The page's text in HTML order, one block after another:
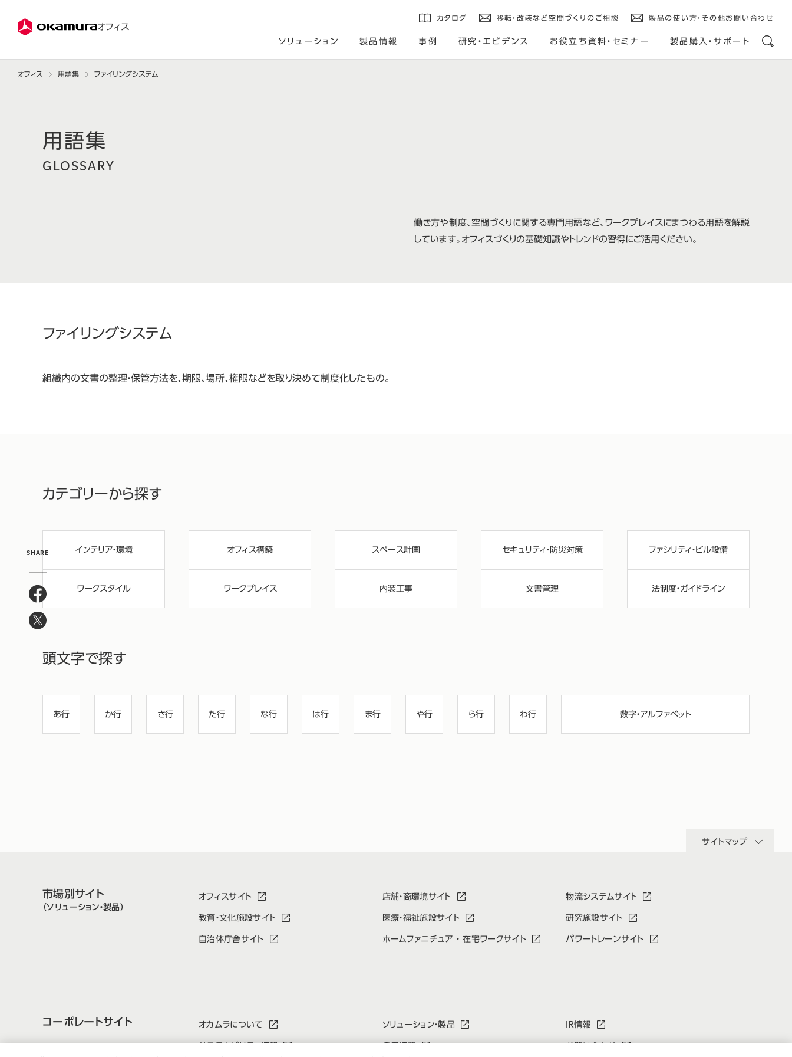
オフィス
カタログ 移転・改装など空間づくりのご相談 製品の使い方・その他お問い合わせ
ソリューション 製品情報 事例 研究・エビデンス お役立ち資料・セミナー 製品購入・サポート
オフィス 用語集 ファイリングシステム
GLOSSARY
働き方や制度、空間づくりに関する専門用語など、ワークプレイスにまつわる用語を解説
しています。オフィスづくりの基礎知識やトレンドの習得にご活用ください。
ファイリングシステム
組織内の文書の整理・保管方法を、期限、場所、権限などを取り決めて制度化したもの。
カテゴリーから探す
インテリア・環境 オフィス構築 スペース計画 セキュリティ・防災対策 ファシリティ・ビル設備
ワークスタイル ワークプレイス 内装工事 文書管理 法制度・ガイドライン
頭文字で探す
あ行 か行 さ行 た行 な行 は行 ま行 や行 ら行 わ行 数字・アルファベット
SHARE
サイトマップ
市場別サイト
（ソリューション・製品）
オフィスサイト
教育・文化施設サイト
自治体庁舎サイト
店舗・商環境サイト
医療・福祉施設サイト
ホームファニチュア ・ 在宅ワークサイト
物流システムサイト
研究施設サイト
パワートレーンサイト
コーポレートサイト オカムラについて
サステナビリティ情報
ソリューション・製品
採用情報
IR情報
お問い合わせ